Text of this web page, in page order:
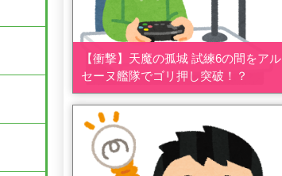
【衝撃】天魔の孤城 試練6の間をアル
セーヌ艦隊でゴリ押し突破！？